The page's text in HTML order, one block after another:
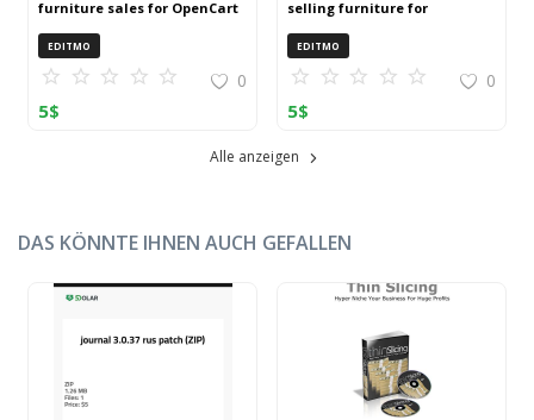
furniture sales for OpenCart
3 (ZIP)
EDITMO
0
5$
selling furniture for
OpenCart 3 (ZIP)
EDITMO
0
5$
Alle anzeigen
DAS KÖNNTE IHNEN AUCH GEFALLEN